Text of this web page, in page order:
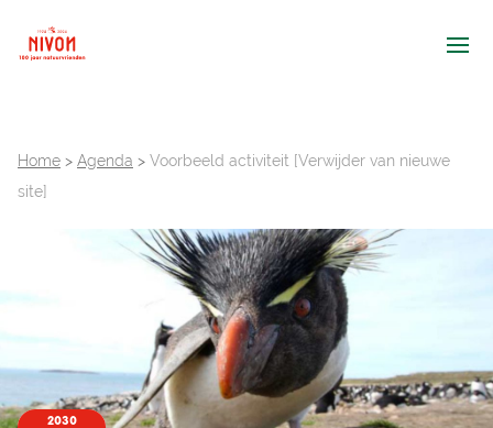
Home > Agenda > Voorbeeld activiteit [Verwijder van nieuwe
site]
2030